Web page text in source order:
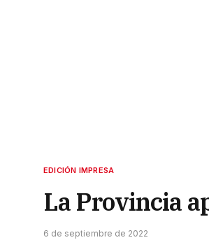
EDICIÓN IMPRESA
La Provincia
6 de septiembre de 2022